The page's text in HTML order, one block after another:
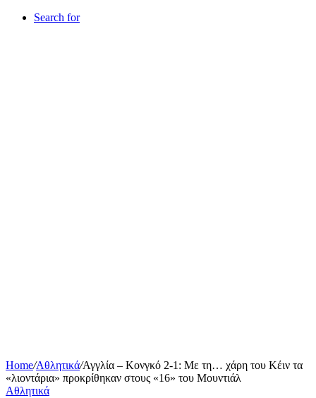
Search for
Home/Αθλητικά/Αγγλία – Κονγκό 2-1: Με τη… χάρη του Κέιν τα
«λιοντάρια» προκρίθηκαν στους «16» του Μουντιάλ
Αθλητικά